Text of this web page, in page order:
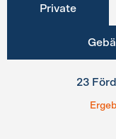
Private
23